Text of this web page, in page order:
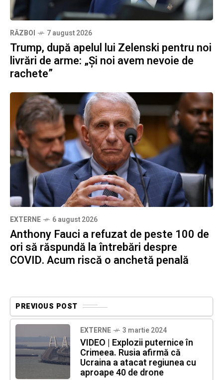
RĂZBOI 7 august 2026
Trump, după apelul lui Zelenski pentru noi
livrări de arme: „Și noi avem nevoie de
rachete”
EXTERNE 6 august 2026
Anthony Fauci a refuzat de peste 100 de
ori să răspundă la întrebări despre
COVID. Acum riscă o anchetă penală
PREVIOUS POST
EXTERNE 3 martie 2024
VIDEO | Explozii puternice în
Crimeea. Rusia afirmă că
Ucraina a atacat regiunea cu
aproape 40 de drone